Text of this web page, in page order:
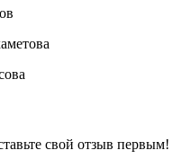
свой отзыв первым!